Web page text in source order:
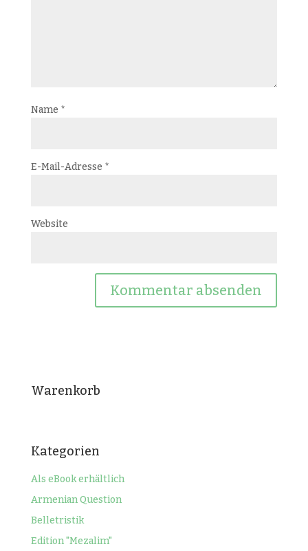
Name *
E-Mail-Adresse *
Website
Warenkorb
Kategorien
Als eBook erhältlich
Armenian Question
Belletristik
Edition "Mezalim"